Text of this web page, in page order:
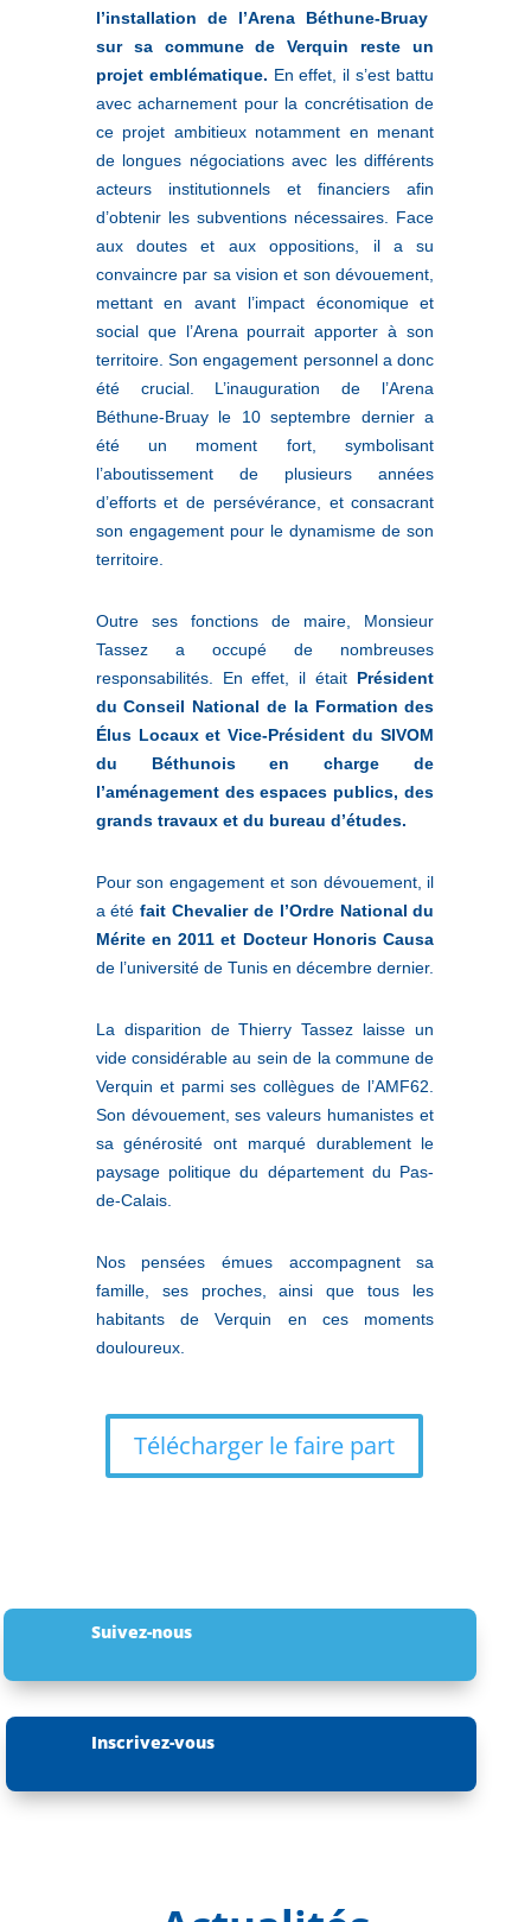
l’installation de l’Arena Béthune-Bruay
sur sa commune de Verquin reste un
projet emblématique. En effet, il s’est battu
avec acharnement pour la concrétisation de
ce projet ambitieux notamment en menant
de longues négociations avec les différents
acteurs institutionnels et financiers afin
d’obtenir les subventions nécessaires. Face
aux doutes et aux oppositions, il a su
convaincre par sa vision et son dévouement,
mettant en avant l’impact économique et
social que l’Arena pourrait apporter à son
territoire. Son engagement personnel a donc
été crucial. L’inauguration de l’Arena
Béthune-Bruay le 10 septembre dernier a
été un moment fort, symbolisant
l’aboutissement de plusieurs années
d’efforts et de persévérance, et consacrant
son engagement pour le dynamisme de son
territoire.
Outre ses fonctions de maire, Monsieur
Tassez a occupé de nombreuses
responsabilités. En effet, il était Président
du Conseil National de la Formation des
Élus Locaux et Vice-Président du SIVOM
du Béthunois en charge de
l’aménagement des espaces publics, des
grands travaux et du bureau d’études.
Pour son engagement et son dévouement, il
a étéfait Chevalier de l’Ordre National du
Mérite en 2011 et Docteur Honoris Causa
de l’université de Tunis en décembre dernier.
La disparition de Thierry Tassez laisse un
vide considérable au sein de la commune de
Verquin et parmi ses collègues de l’AMF62.
Son dévouement, ses valeurs humanistes et
sa générosité ont marqué durablement le
paysage politique du département du Pas-
de-Calais.
Nos pensées émues accompagnent sa
famille, ses proches, ainsi que tous les
habitants de Verquin en ces moments
douloureux.
Télécharger le faire part
Suivez-nous
Inscrivez-vous